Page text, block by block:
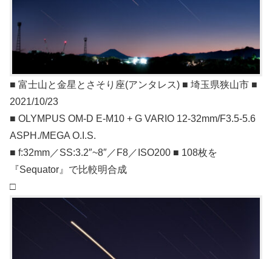
■ 富士山と金星とさそり座(アンタレス) ■ 埼玉県狭山市 ■
2021/10/23
■ OLYMPUS OM-D E-M10 + G VARIO 12-32mm/F3.5-5.6
ASPH./MEGA O.I.S.
■ f:32mm／SS:3.2″~8″／F8／ISO200 ■ 108枚を
『Sequator』で比較明合成
□